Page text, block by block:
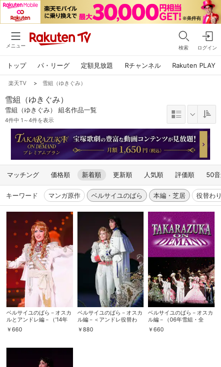
メニュー 検索 ログイン
トップ パ・リーグ 定額見放題 Rチャンネル Rakuten PLAY
楽天TV > 雪組（ゆきぐみ）
雪組（ゆきぐみ）
雪組（ゆきぐみ） 組名作品一覧
4件中 1～4件を表示
マッチング 価格順 新着順 更新順 人気順 評価順 50
キーワード マンガ原作 ベルサイユのばら 本編・芝居 役替わ
ベルサイユのばら－オスカ
ルとアンドレ編－（’14年
雪組・全国）
￥660
ベルサイユのばら－オスカ
ル編－＜アンドレ役替わ
り：水夏希＞（’06年雪
組・宝塚）
￥880
ベルサイユのばら－オスカ
ル編－（06年雪組・全
国・千秋楽）
￥660